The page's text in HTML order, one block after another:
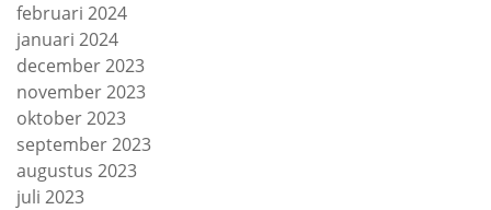
februari 2024
januari 2024
december 2023
november 2023
oktober 2023
september 2023
augustus 2023
juli 2023